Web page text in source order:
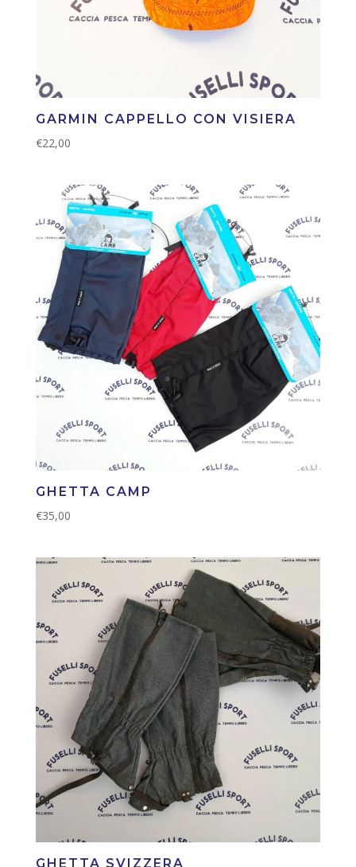
GARMIN CAPPELLO CON VISIERA
€22,00
GHETTA CAMP
€35,00
GHETTA SVIZZERA